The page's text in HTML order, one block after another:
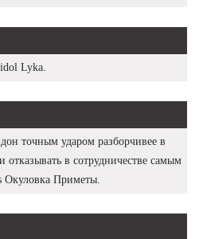
Lyka.
точным ударом разборчивее в
отказывать в сотрудничестве самым
Окуловка Приметы.